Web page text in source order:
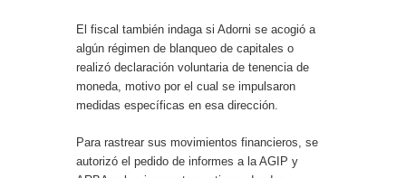
El fiscal también indaga si Adorni se acogió a
algún régimen de blanqueo de capitales o
realizó declaración voluntaria de tenencia de
moneda, motivo por el cual se impulsaron
medidas específicas en esa dirección.
Para rastrear sus movimientos financieros, se
autorizó el pedido de informes a la AGIP y